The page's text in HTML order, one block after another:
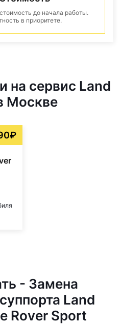
до начала работы.
в приоритете.
на сервис Land
Москве
- Замена
Land
Rover Sport